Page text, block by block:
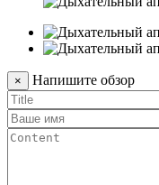
× Напишите обзор